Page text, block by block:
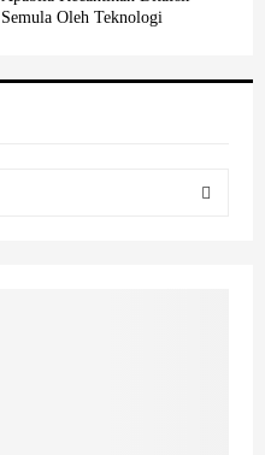
Semula Oleh Teknologi